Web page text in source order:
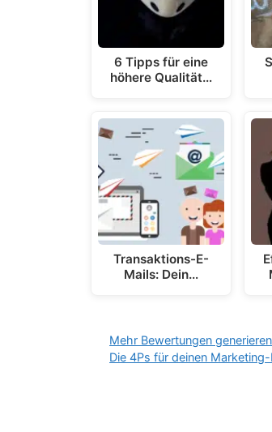
6 Tipps für eine
höhere Qualität…
Transaktions-E-
Mails: Dein…
Mehr Bewertungen
Die 4Ps für deinen